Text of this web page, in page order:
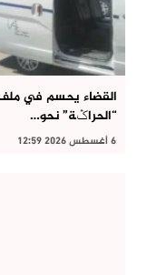
القضاء يحسم في
“الحراݣة” نحو…
6 أغسطس 2026 12:59